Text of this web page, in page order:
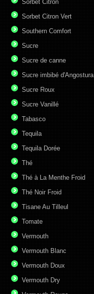
Sorbet Citron
Sorbet Citron Vert
Southern Comfort
Sucre
Sucre de canne
Sucre imbibé d'Angostura
Sucre Roux
Sucre Vanillé
Tabasco
Tequila
Tequila Dorée
Thé
Thé à La Menthe Froid
Thé Noir Froid
Tisane Au Tilleul
Tomate
Vermouth
Vermouth Blanc
Vermouth Doux
Vermouth Dry